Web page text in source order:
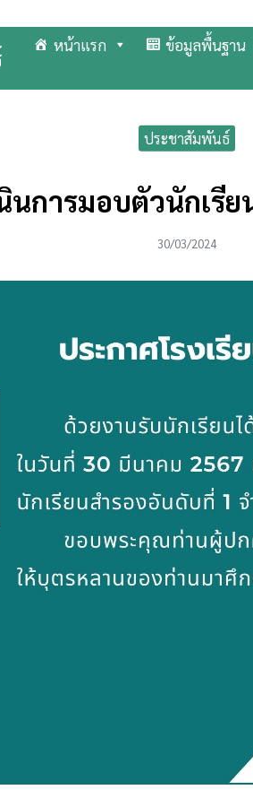
หน้าแรก ข้อมูลพื้นฐาน
ประชาสัมพันธ์
นการมอบตัวนักเรี
30/03/2024